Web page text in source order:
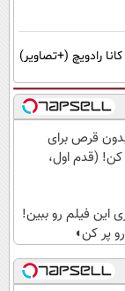
رادویچ (+تصاویر)
قرص برای
(قدم اول،
این فیلم رو ببین!
پر کن◖